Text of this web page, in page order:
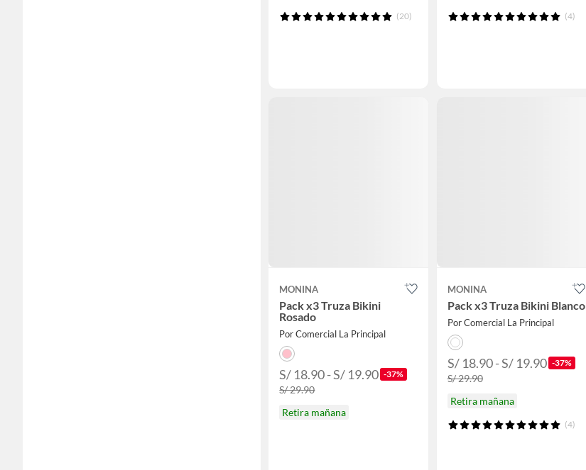
(20) (4)
MONINA
Pack x3 Truza Bikini
Rosado
Por Comercial La Principal
S/ 18.90 - S/ 19.90 -37%
S/ 29.90
Retira mañana
MONINA
Pack x3 Truza Bikini Blanco
Por Comercial La Principal
S/ 18.90 - S/ 19.90 -37%
S/ 29.90
Retira mañana
(4)